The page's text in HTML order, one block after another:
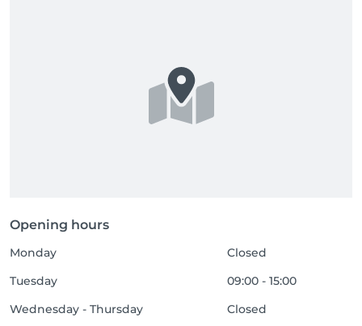
Opening hours
Monday
Closed
Tuesday
09:00 - 15:00
Wednesday - Thursday
Closed